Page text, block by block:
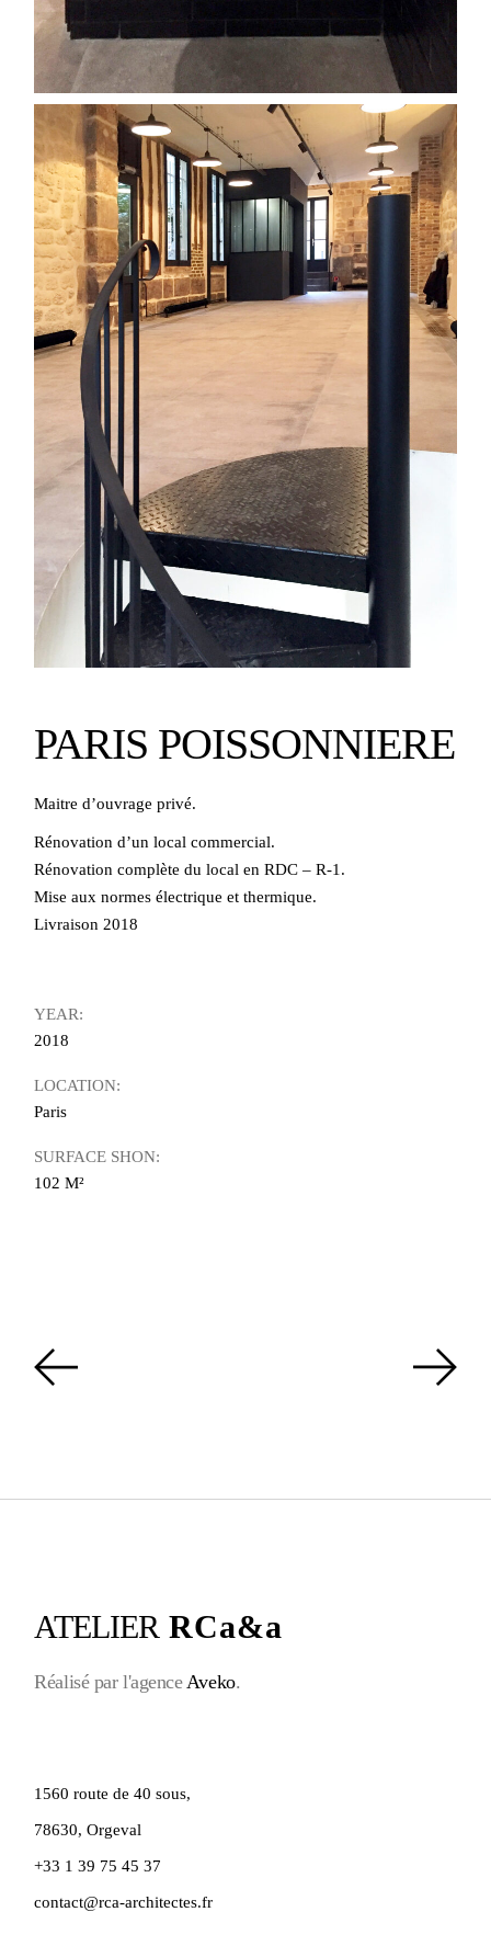
PARIS POISSONNIERE
Maitre d’ouvrage privé.
Rénovation d’un local commercial.
Rénovation complète du local en RDC – R-1.
Mise aux normes électrique et thermique.
Livraison 2018
YEAR:
2018
LOCATION:
Paris
SURFACE SHON:
102 M²
ATELIER RCa&a
Réalisé par l'agence Aveko.
1560 route de 40 sous,
78630, Orgeval
+33 1 39 75 45 37
contact@rca-architectes.fr